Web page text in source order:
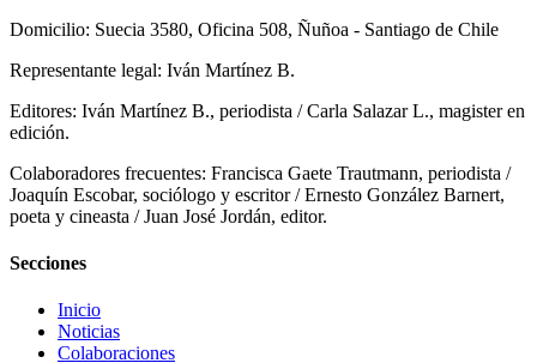
Domicilio: Suecia 3580, Oficina 508, Ñuñoa - Santiago de Chile
Representante legal: Iván Martínez B.
Editores: Iván Martínez B., periodista / Carla Salazar L., magister en
edición.
Colaboradores frecuentes: Francisca Gaete Trautmann, periodista /
Joaquín Escobar, sociólogo y escritor / Ernesto González Barnert,
poeta y cineasta / Juan José Jordán, editor.
Secciones
Inicio
Noticias
Colaboraciones